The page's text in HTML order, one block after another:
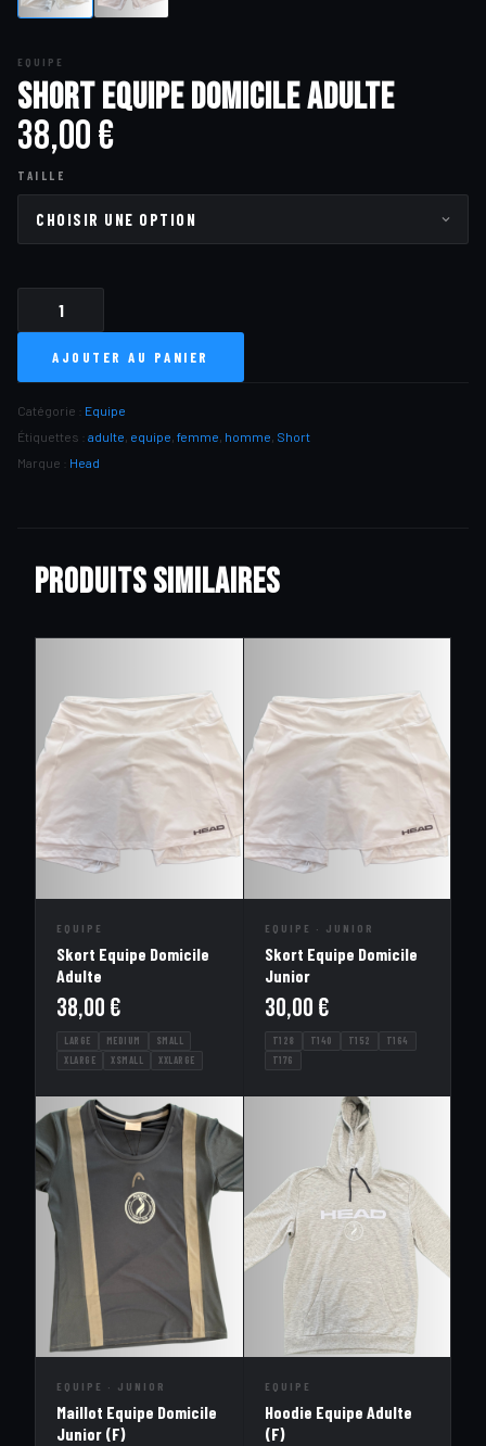
EQUIPE
Short Equipe Domicile Adulte
38,00€
TAILLE
QUANTITÉ
DE
SHORT
ADULTE
AJOUTER AU PANIER
Catégorie : Equipe
Étiquettes : adulte equipe femme homme Short
Marque : Head
Produits similaires
EQUIPE
Skort Equipe Domicile
Adulte
38,00 €
LARGE MEDIUM
SMALL
XLARGE
XSMALL XXLARGE
EQUIPE · JUNIOR
Skort Equipe Domicile
Junior
30,00 €
T128 T140 T152
T164
T176
EQUIPE · JUNIOR
Maillot Equipe Domicile
Junior (F)
EQUIPE
Hoodie Equipe Adulte
(F)